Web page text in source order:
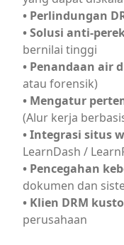
• Perlindungan
• Solusi anti-
• Penandaan air
• Mengatur
• Integrasi situs
• Pencegahan
• Klien DRM
perusahaan